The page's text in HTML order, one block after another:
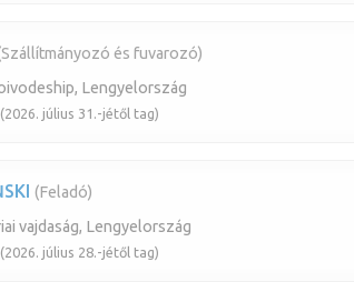
és fuvarozó)
Lengyelország
(2026. július 31.-jétől tag)
(Feladó)
vajdaság, Lengyelország
(2026. július 28.-jétől tag)